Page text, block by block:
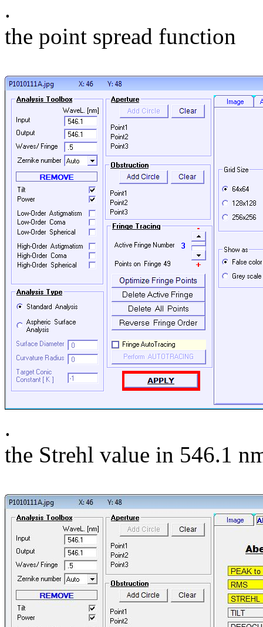
.
the point spread function
.
the Strehl value in 546.1